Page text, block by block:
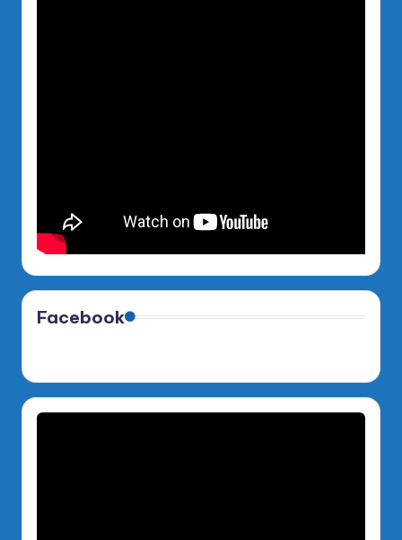
Facebook